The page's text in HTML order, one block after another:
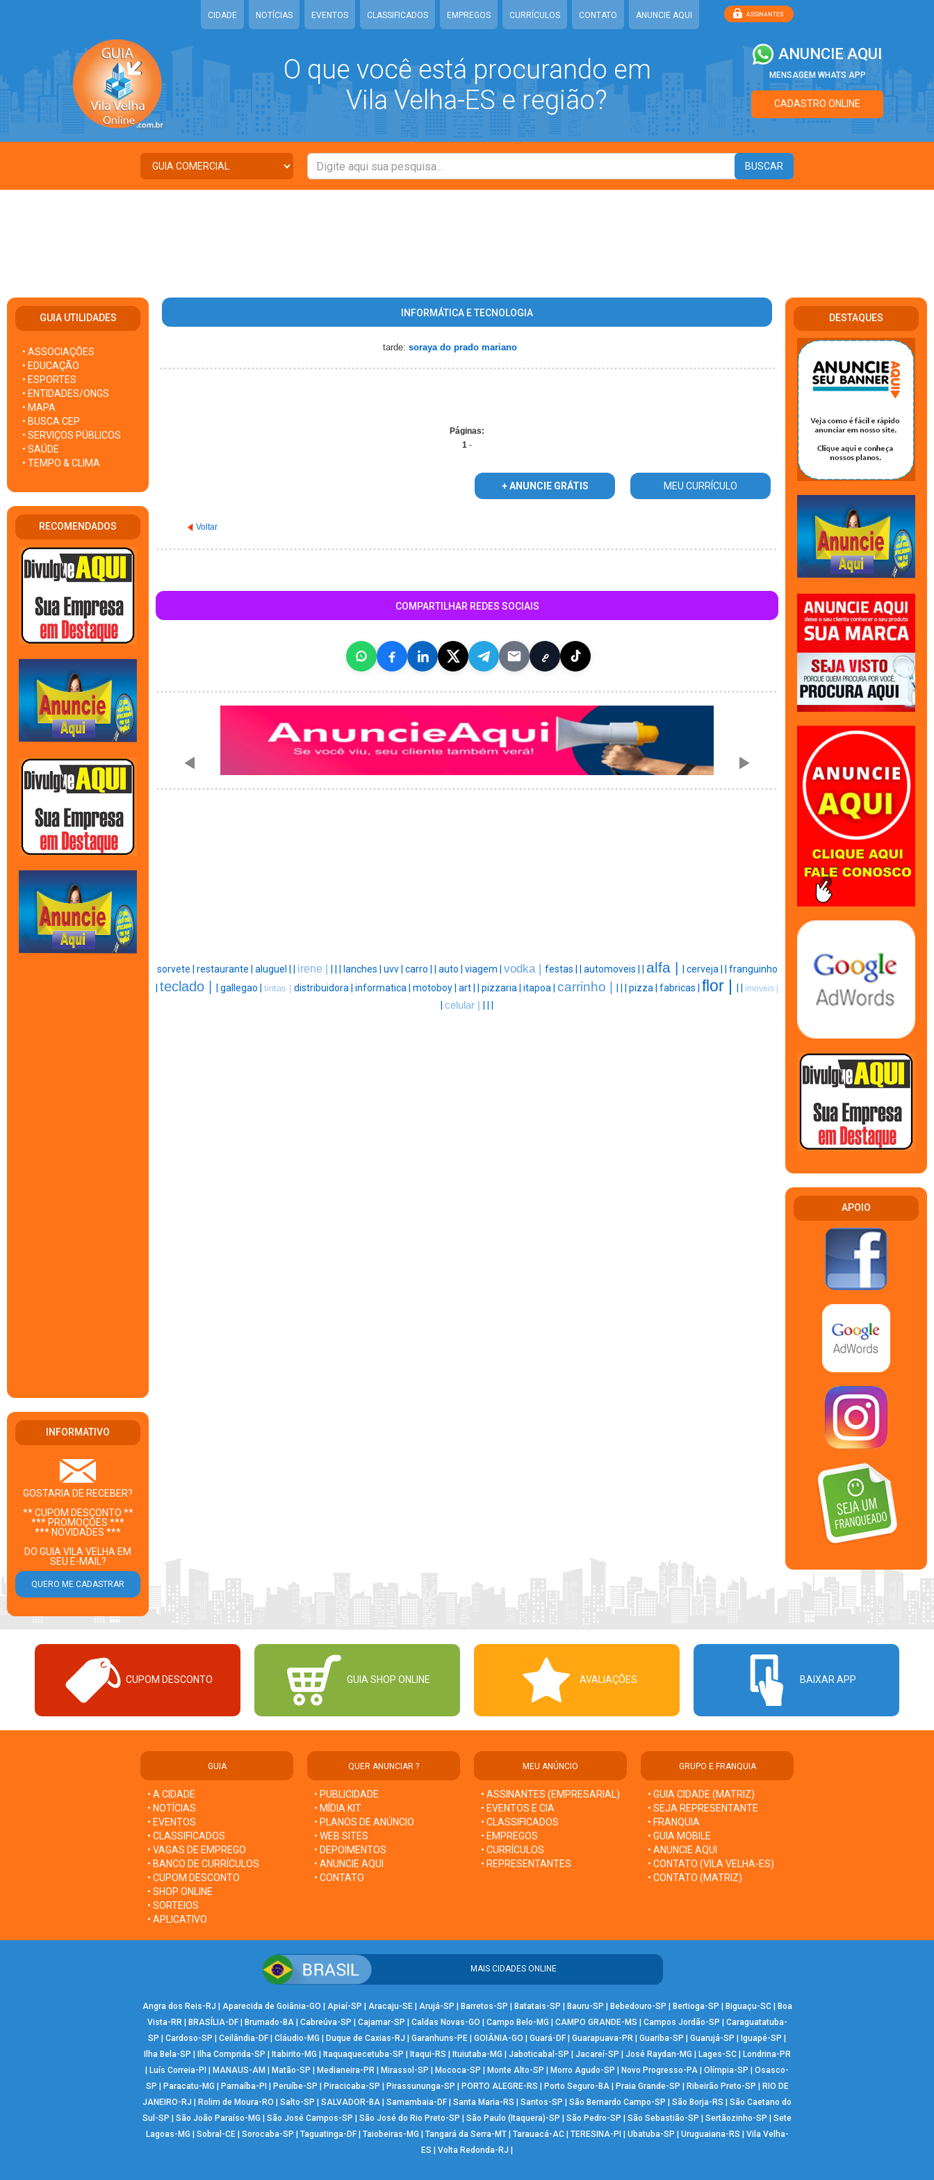
CIDADE NOTÍCIAS EVENTOS CLASSIFICADOS EMPREGOS CURRÍCULOS CONTATO ANUNCIE AQUI
O que você está procurando em
Vila Velha-ES e região?
ANUNCIE AQUI
MENSAGEM WHATS APP
CADASTRO ONLINE
GUIA UTILIDADES
• ASSOCIAÇÕES
• EDUCAÇÃO
• ESPORTES
• ENTIDADES/ONGS
• MAPA
• BUSCA CEP
• SERVIÇOS PÚBLICOS
• SAÚDE
• TEMPO & CLIMA
RECOMENDADOS
INFORMATIVO
GOSTARIA DE RECEBER?
** CUPOM DESCONTO **
*** PROMOÇÕES ***
*** NOVIDADES ***
DO GUIA VILA VELHA EM
SEU E-MAIL?
INFORMÁTICA E TECNOLOGIA
tarde: soraya do prado mariano
Páginas:
1 -
+ ANUNCIE GRÁTIS MEU CURRÍCULO
Voltar
COMPARTILHAR REDES SOCIAIS
sorvete | restaurante | aluguel | irene | lanches | uvv | carro | auto | viagem | vodka | festas | automoveis | alfa | cerveja |
franguinho
teclado | gallegao | tintas | distribuidora | informatica | motoboy | art | pizzaria | itapoa | carrinho | pizza | fabricas | flor | imoveis |
celular |
DESTAQUES
APOIO
CUPOM DESCONTO GUIA SHOP ONLINE AVALIAÇÕES BAIXAR APP
GUIA
• A CIDADE
• NOTÍCIAS
• EVENTOS
• CLASSIFICADOS
• VAGAS DE EMPREGO
• BANCO DE CURRÍCULOS
• CUPOM DESCONTO
• SHOP ONLINE
• SORTEIOS
• APLICATIVO
QUER ANUNCIAR ?
• PUBLICIDADE
• MÍDIA KIT
• PLANOS DE ANÚNCIO
• WEB SITES
• DEPOIMENTOS
• ANUNCIE AQUI
• CONTATO
MEU ANÚNCIO
• ASSINANTES (EMPRESARIAL)
• EVENTOS E CIA
• CLASSIFICADOS
• EMPREGOS
• CURRÍCULOS
• REPRESENTANTES
GRUPO E FRANQUIA
• GUIA CIDADE (MATRIZ)
• SEJA REPRESENTANTE
• FRANQUIA
• GUIA MOBILE
• ANUNCIE AQUI
• CONTATO (VILA VELHA-ES)
• CONTATO (MATRIZ)
MAIS CIDADES ONLINE
Angra dos Reis-RJ | Aparecida de Goiânia-GO | Apiaí-SP | Aracaju-SE| Arujá-SP | Barretos-SP | Batatais-SP | Bauru-SP | Bebedouro-SP | Bertioga-SP | Biguaçu-SC| Boa
Vista-RR | BRASÍLIA-DF| Brumado-BA| Cabreúva-SP | Cajamar-SP | Caldas Novas-GO | Campo Belo-MG | CAMPO GRANDE-MS | Campos Jordão-SP | Caraguatatuba-
SP | Cardoso-SP | Ceilândia-DF | Cláudio-MG | Duque de Caxias-RJ | Garanhuns-PE | GOIÂNIA-GO | Guará-DF | Guarapuava-PR | Guariba-SP | Guarujá-SP | Iguapé-SP |
Ilha Bela-SP | Ilha Comprida-SP | Itabirito-MG | Itaquaquecetuba-SP | Itaqui-RS | Ituiutaba-MG | Jaboticabal-SP | Jacareí-SP | José Raydan-MG | Lages-SC| Londrina-PR
| Luís Correia-PI | MANAUS-AM | Matão-SP | Medianeira-PR | Mirassol-SP | Mococa-SP | Monte Alto-SP | Morro Agudo-SP | Novo Progresso-PA | Olímpia-SP | Osasco-
SP | Paracatu-MG | Parnaíba-PI | Peruíbe-SP | Piracicaba-SP | Pirassununga-SP | PORTO ALEGRE-RS | Porto Seguro-BA| Praia Grande-SP | Ribeirão Preto-SP | RIO DE
JANEIRO-RJ | Rolim de Moura-RO | Salto-SP | SALVADOR-BA | Samambaia-DF | Santa Maria-RS | Santos-SP | São Bernardo Campo-SP | São Borja-RS | São Caetano do
Sul-SP | São João Paraíso-MG | São José Campos-SP | São José do Rio Preto-SP | São Paulo (Itaquera)-SP | São Pedro-SP | São Sebastião-SP | Sertãozinho-SP | Sete
Lagoas-MG | Sobral-CE| Sorocaba-SP | Taguatinga-DF| Taiobeiras-MG | Tangará da Serra-MT| Tarauacá-AC| TERESINA-PI | Ubatuba-SP | Uruguaiana-RS | Vila Velha-
ES | Volta Redonda-RJ |